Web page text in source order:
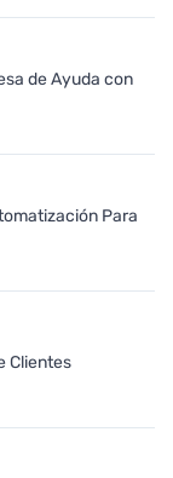
de Ayuda con
Para
Clientes